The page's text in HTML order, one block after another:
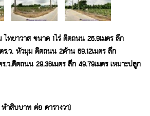
ทยาวาส ขนาด 1ไร่ ติดถนน 26.9เมตร ลึก
ร.ว. หัวมุม ติดถนน 2ด้าน 69.12เมตร ลึก
.ว.ติดถนน 29.36เมตร ลึก 49.79เมตร เหมาะปลูก
สิบบาท ต่อ ตารางวา)